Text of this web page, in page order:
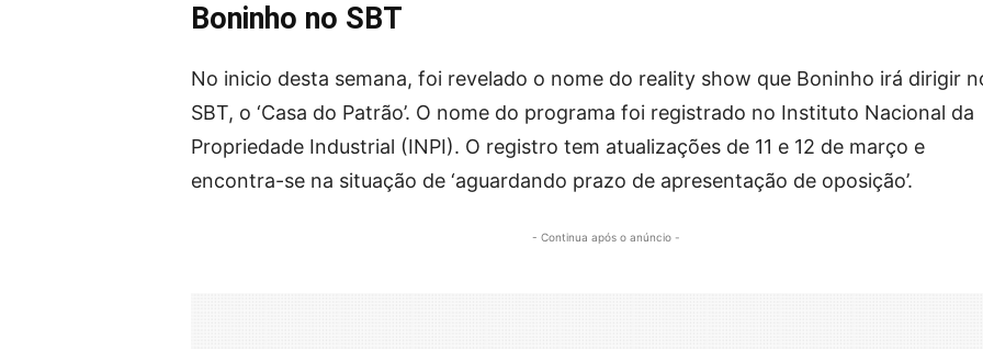
Boninho no SBT
No inicio desta semana, foi revelado o nome do reality show que Boninho irá dirigir
SBT, o ‘Casa do Patrão’. O nome do programa foi registrado no Instituto Nacional da
Propriedade Industrial (INPI). O registro tem atualizações de 11 e 12 de março e
encontra-se na situação de ‘aguardando prazo de apresentação de oposição’.
- Continua após o anúncio -